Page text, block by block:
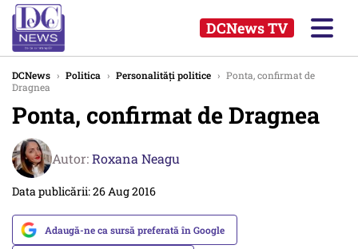
DCNews TV
DCNews › Politica › Personalități politice › Ponta, confirmat de
Dragnea
Ponta, confirmat de Dragnea
Autor:Roxana Neagu
Data publicării: 26 Aug 2016
Adaugă-ne ca sursă preferată în Google